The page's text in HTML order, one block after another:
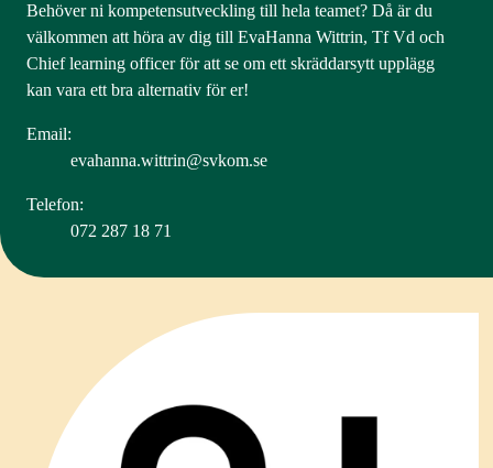
Behöver ni kompetensutveckling till hela teamet? Då är du
välkommen att höra av dig till EvaHanna Wittrin, Tf Vd och
Chief learning officer för att se om ett skräddarsytt upplägg
kan vara ett bra alternativ för er!
Email:
evahanna.wittrin@svkom.se
Telefon:
072 287 18 71